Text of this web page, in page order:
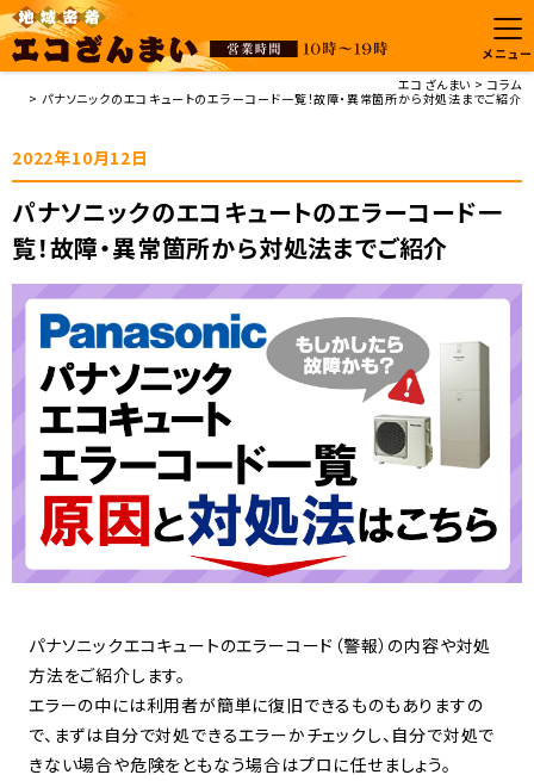
メニュー
エコざんまい
コラム
パナソニックのエコキュートのエラーコード一覧！故障・異常箇所から対処法までご紹介
2022年10月12日
パナソニックのエコキュートのエラーコード一
覧！故障・異常箇所から対処法までご紹介
パナソニックエコキュートのエラーコード（警報）の内容や対処
方法をご紹介します。
エラーの中には利用者が簡単に復旧できるものもありますの
で、まずは自分で対処できるエラーかチェックし、自分で対処で
きない場合や危険をともなう場合はプロに任せましょう。